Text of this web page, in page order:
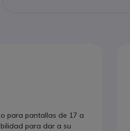
para pantallas de 17 a
para dar a su